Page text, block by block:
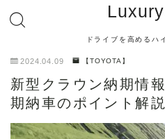
ドライブを高めるハ
【TOYOTA】
【LEXUS】
2024.04.09 【TOYOTA】
新型クラウン納期情
期納車のポイント解説